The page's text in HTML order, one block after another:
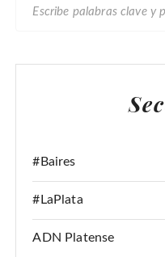
C
#Baires
#LaPlata
ADN Platense